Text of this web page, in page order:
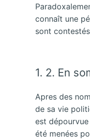
connaît une
sont
1. 2. En
Apres des
de sa vie
est
été menées